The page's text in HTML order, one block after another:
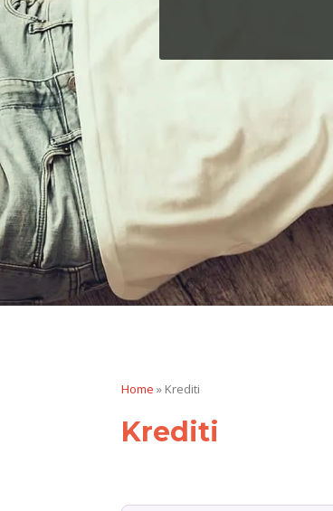
Home » Krediti
Krediti